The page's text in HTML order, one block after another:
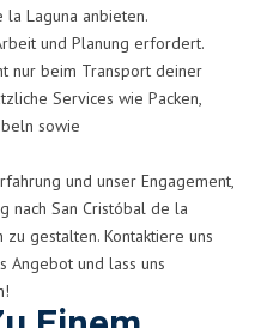
la Laguna anbieten.
und Planung erfordert.
nur beim Transport deiner
Services wie Packen,
sowie
und unser Engagement,
nach San Cristóbal de la
gestalten. Kontaktiere uns
Angebot und lass uns